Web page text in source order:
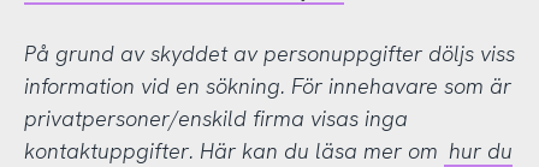
På grund av skyddet av personuppgifter döljs viss
information vid en sökning. För innehavare som är
privatpersoner/enskild firma visas inga
kontaktuppgifter. Här kan du läsa mer om hur du